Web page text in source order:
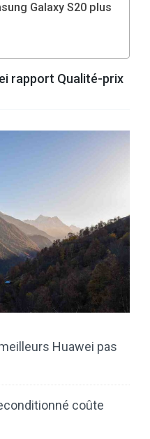
Galaxy S20 plus
rapport Qualité-prix
Huawei pas
coûte